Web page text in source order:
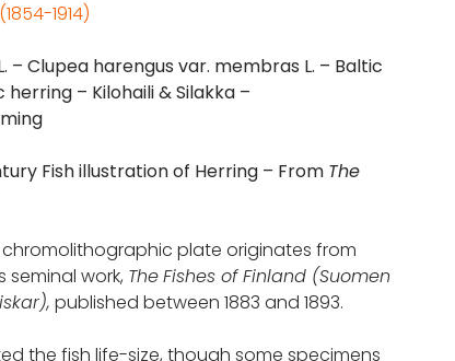
1914)
– Clupea harengus var. membras L. – Baltic
– Kilohaili & Silakka –
Fish illustration of Herring – From The
chromolithographic plate originates from
seminal work, TheFishes of Finland (Suomen
), published between 1883 and 1893.
the fish life-size, though some specimens